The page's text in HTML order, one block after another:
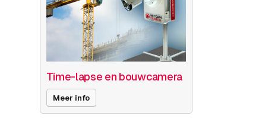
Time-lapse en bouwcamera
Meer info